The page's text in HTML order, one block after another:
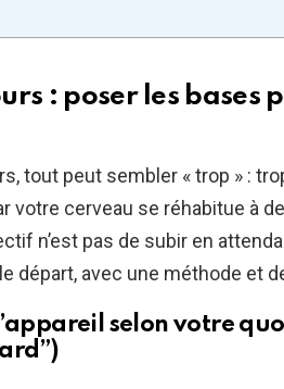
: poser les bases
tout peut sembler « trop » :
votre cerveau se réhabitue à
n’est pas de subir en
départ, avec une méthode et
selon votre